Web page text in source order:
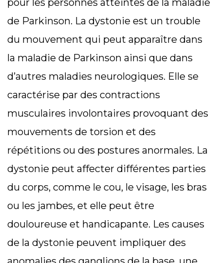
pour les personnes atteintes de la maladie
de Parkinson. La dystonie est un trouble
du mouvement qui peut apparaître dans
la maladie de Parkinson ainsi que dans
d’autres maladies neurologiques. Elle se
caractérise par des contractions
musculaires involontaires provoquant des
mouvements de torsion et des
répétitions ou des postures anormales. La
dystonie peut affecter différentes parties
du corps, comme le cou, le visage, les bras
ou les jambes, et elle peut être
douloureuse et handicapante. Les causes
de la dystonie peuvent impliquer des